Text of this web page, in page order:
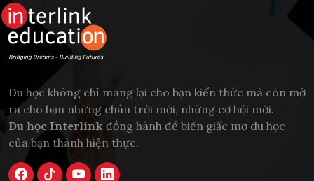
Du học không chỉ mang lại cho bạn kiến thức mà còn mở
ra cho bạn những chân trời mới, những cơ hội mới.
Du học Interlink đồng hành để biến giấc mơ du học
của bạn thành hiện thực.